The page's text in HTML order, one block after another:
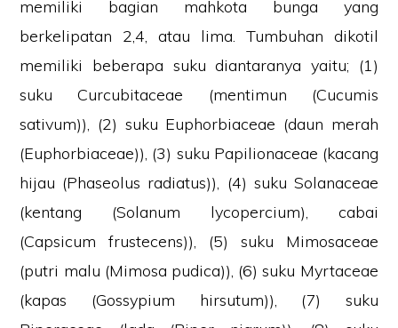
memiliki bagian mahkota bunga yang
berkelipatan 2,4, atau lima. Tumbuhan dikotil
memiliki beberapa suku diantaranya yaitu; (1)
suku Curcubitaceae (mentimun (Cucumis
sativum)), (2) suku Euphorbiaceae (daun merah
(Euphorbiaceae)), (3) suku Papilionaceae (kacang
hijau (Phaseolus radiatus)), (4) suku Solanaceae
(kentang (Solanum lycopercium), cabai
(Capsicum frustecens)), (5) suku Mimosaceae
(putri malu (Mimosa pudica)), (6) suku Myrtaceae
(kapas (Gossypium hirsutum)), (7) suku